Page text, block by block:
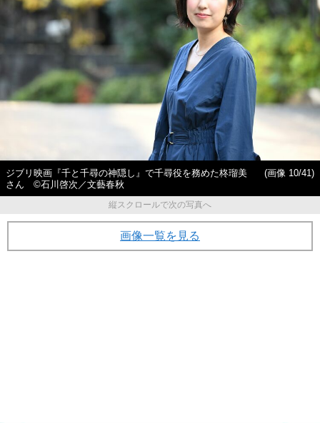
ジブリ映画『千と千尋の神隠し』で千尋役を務めた柊瑠美
さん ©石川啓次／文藝春秋
(画像 10/41)
縦スクロールで次の写真へ
画像一覧を見る